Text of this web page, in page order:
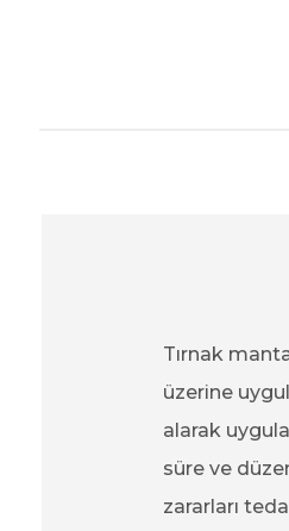
Tırnak
üzerine
alarak
süre ve
zararları